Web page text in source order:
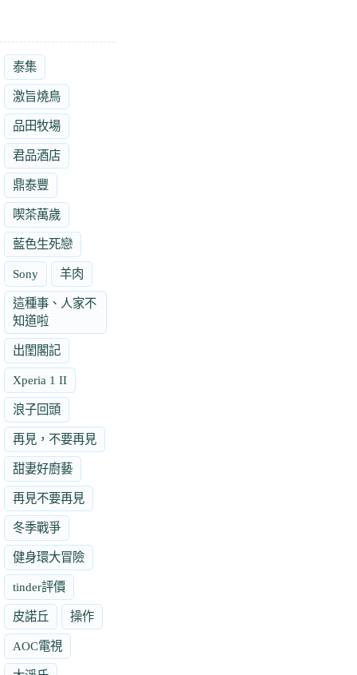
泰集
激旨燒鳥
品田牧場
君品酒店
鼎泰豐
喫茶萬歲
藍色生死戀
Sony 羊肉
這種事、人家不
知道啦
出閨閣記
Xperia 1 II
浪子回頭
再見，不要再見
甜妻好廚藝
再見不要再見
冬季戰爭
健身環大冒險
tinder評價
皮諾丘 操作
AOC電視